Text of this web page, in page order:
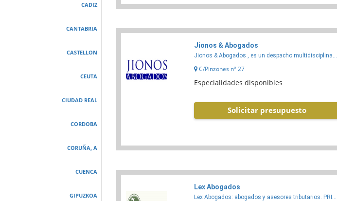
CADIZ
CANTABRIA
CASTELLON
CEUTA
CIUDAD REAL
CORDOBA
CORUÑA, A
CUENCA
GIPUZKOA
Jionos & Abogados
Jionos & Abogados , es un despacho multidisciplina...
C/Pinzones nº 27
Especialidades disponibles
Solicitar presupuesto
Lex Abogados
Lex Abogados: abogados y asesores tributarios. PRI...